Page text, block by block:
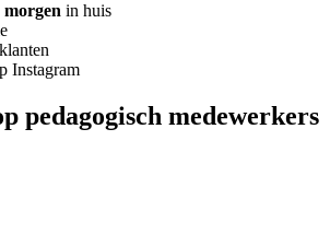
morgen in huis
Instagram
pedagogisch medewerkers